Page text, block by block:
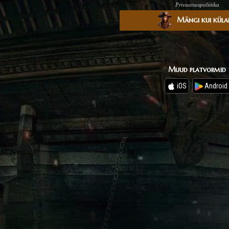
Privaatsuspoliitika
Mängi kui
Muud platvormid
iOS Android